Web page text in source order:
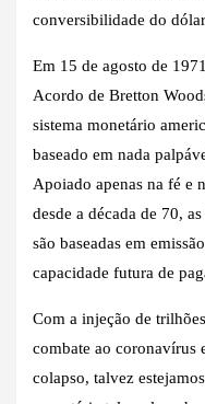
conversibilidade do
Em 15 de agosto de
Acordo de Bretton
sistema monetário
baseado em nada
Apoiado apenas na fé e
desde a década de 70,
são baseadas em
capacidade futura de
Com a injeção de
combate ao coronavírus
colapso, talvez